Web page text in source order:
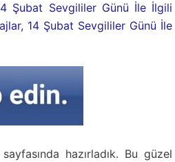
Şubat Sevgililer Günü İle İlgili
14 Şubat Sevgililer Günü İle
hazırladık. Bu güzel